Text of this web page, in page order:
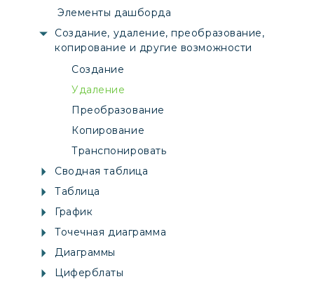
Элементы дашборда
Создание, удаление, преобразование,
копирование и другие возможности
Создание
Удаление
Преобразование
Копирование
Транспонировать
Сводная таблица
Таблица
График
Точечная диаграмма
Диаграммы
Циферблаты